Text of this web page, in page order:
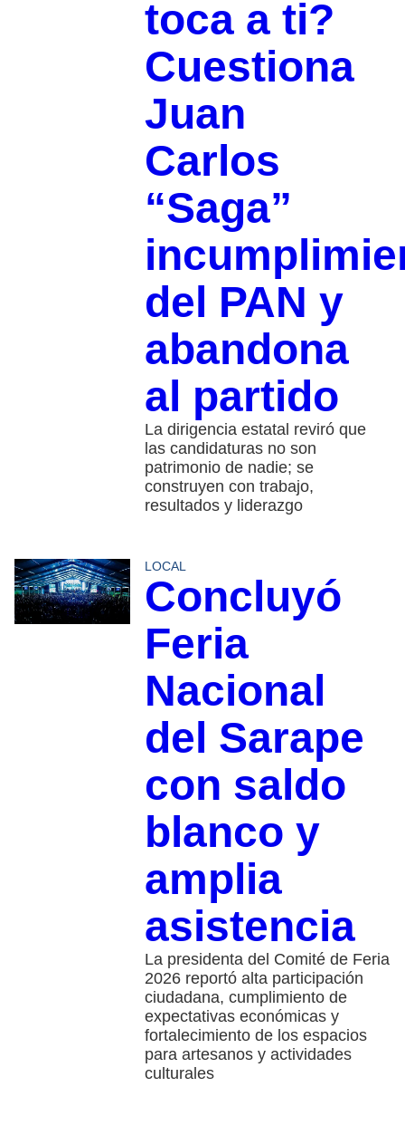
toca a ti?
Cuestiona
Juan
Carlos
“Saga”
del PAN y
abandona
al partido
La dirigencia estatal reviró que
las candidaturas no son
patrimonio de nadie; se
construyen con trabajo,
resultados y liderazgo
LOCAL
Concluyó
Feria
Nacional
del Sarape
con saldo
blanco y
amplia
asistencia
La presidenta del Comité de Feria
2026 reportó alta participación
ciudadana, cumplimiento de
expectativas económicas y
fortalecimiento de los espacios
para artesanos y actividades
culturales